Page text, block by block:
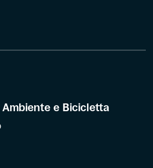
e Bicicletta